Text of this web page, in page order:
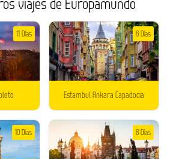
11 Días
Estambul Ankara Capadocia
6 Días
10 Días 8 Días